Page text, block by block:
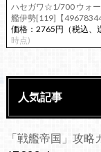
ハセガワ☆1/700 ウォ
艦伊勢[119]【
価格：2765円（税込、
時点)
人気記事
「戦艦帝国」攻